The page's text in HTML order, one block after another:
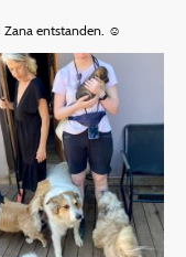
Zana entstanden. ☺️